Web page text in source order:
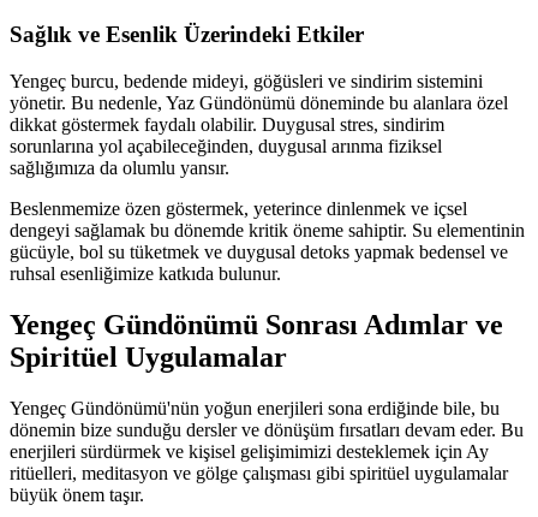
Sağlık ve Esenlik Üzerindeki Etkiler
Yengeç burcu, bedende mideyi, göğüsleri ve sindirim sistemini
yönetir. Bu nedenle, Yaz Gündönümü döneminde bu alanlara özel
dikkat göstermek faydalı olabilir. Duygusal stres, sindirim
sorunlarına yol açabileceğinden, duygusal arınma fiziksel
sağlığımıza da olumlu yansır.
Beslenmemize özen göstermek, yeterince dinlenmek ve içsel
dengeyi sağlamak bu dönemde kritik öneme sahiptir. Su elementinin
gücüyle, bol su tüketmek ve duygusal detoks yapmak bedensel ve
ruhsal esenliğimize katkıda bulunur.
Yengeç Gündönümü Sonrası Adımlar ve
Spiritüel Uygulamalar
Yengeç Gündönümü'nün yoğun enerjileri sona erdiğinde bile, bu
dönemin bize sunduğu dersler ve dönüşüm fırsatları devam eder. Bu
enerjileri sürdürmek ve kişisel gelişimimizi desteklemek için Ay
ritüelleri, meditasyon ve gölge çalışması gibi spiritüel uygulamalar
büyük önem taşır.